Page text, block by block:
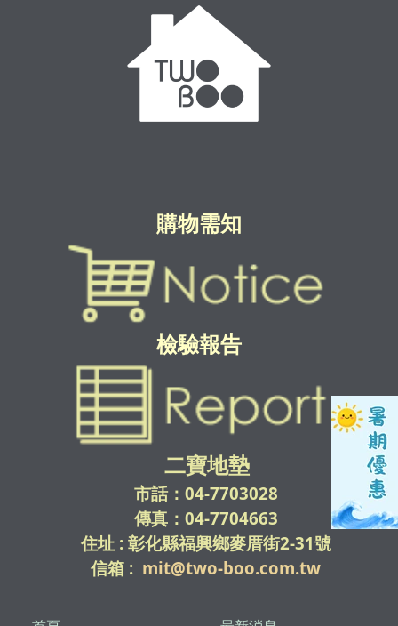
購物需知
檢驗報告
二寶地墊
市話：04-7703028
傳真：04-7704663
住址 : 彰化縣福興鄉麥厝街2-31號
信箱 : mit@two-boo.com.tw